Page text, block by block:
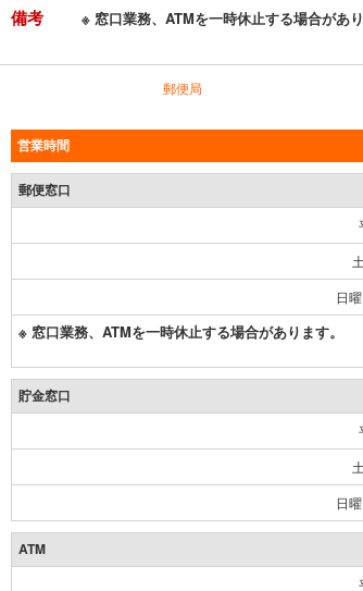
備考 ※ 窓口業務、ATMを一時休止する場合があり
郵便局
営業時間
郵便窓口
日
※ 窓口業務、ATMを一時休止する場合があります。
貯金窓口
日
ATM